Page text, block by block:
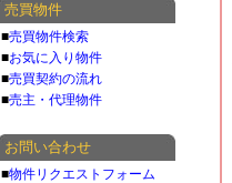
売買物件
■売買物件検索
■お気に入り物件
■売買契約の流れ
■売主・代理物件
お問い合わせ
■物件リクエストフォーム